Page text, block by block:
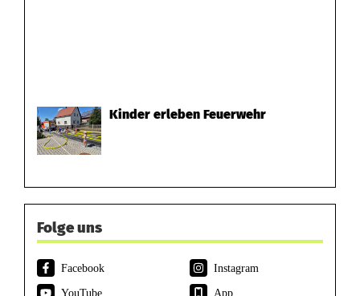
Kinder erleben Feuerwehr
Folge uns
Facebook
Instagram
YouTube
App